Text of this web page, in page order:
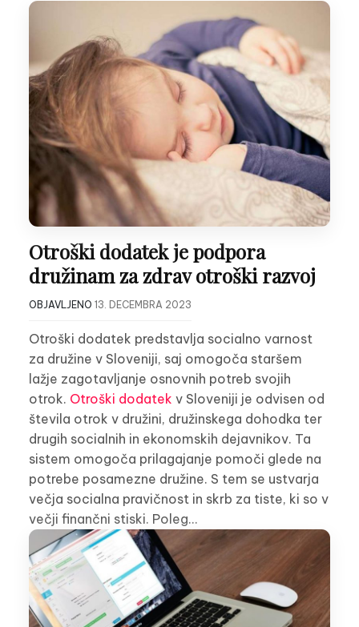
Otroški dodatek je podpora
družinam za zdrav otroški razvoj
OBJAVLJENO 13. DECEMBRA 2023
Otroški dodatek predstavlja socialno varnost
za družine v Sloveniji, saj omogoča staršem
lažje zagotavljanje osnovnih potreb svojih
otrok. Otroški dodatek v Sloveniji je odvisen od
števila otrok v družini, družinskega dohodka ter
drugih socialnih in ekonomskih dejavnikov. Ta
sistem omogoča prilagajanje pomoči glede na
potrebe posamezne družine. S tem se ustvarja
večja socialna pravičnost in skrb za tiste, ki so v
večji finančni stiski. Poleg…